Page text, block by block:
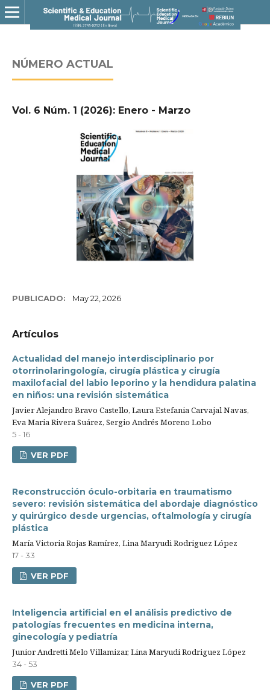
NÚMERO ACTUAL
Vol. 6 Núm. 1 (2026): Enero - Marzo
PUBLICADO: May 22, 2026
Artículos
Actualidad del manejo interdisciplinario por
otorrinolaringología, cirugía plástica y cirugía
maxilofacial del labio leporino y la hendidura palatina
en niños: una revisión sistemática
Javier Alejandro Bravo Castello, Laura Estefania Carvajal Navas,
Eva Maria Rivera Suárez, Sergio Andrés Moreno Lobo
5 - 16
VER PDF
Reconstrucción óculo-orbitaria en traumatismo
severo: revisión sistemática del abordaje diagnóstico
y quirúrgico desde urgencias, oftalmología y cirugía
plástica
María Victoria Rojas Ramírez, Lina Maryudi Rodriguez López
17 - 33
VER PDF
Inteligencia artificial en el análisis predictivo de
patologías frecuentes en medicina interna,
ginecología y pediatría
Junior Andretti Melo Villamizar, Lina Maryudi Rodriguez López
34 - 53
VER PDF